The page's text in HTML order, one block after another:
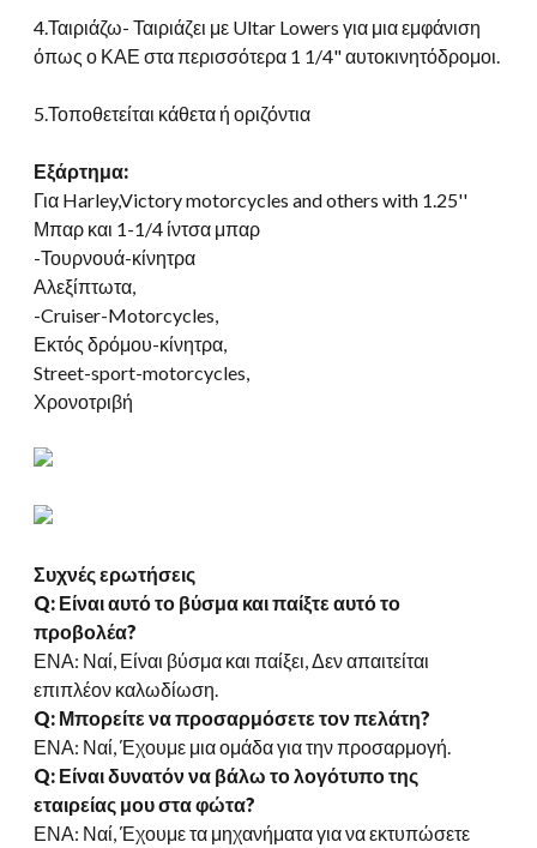
4.Ταιριάζω- Ταιριάζει με Ultar Lowers για μια εμφάνιση
όπως ο ΚΑΕ στα περισσότερα 1 1/4" αυτοκινητόδρομοι.
5.Τοποθετείται κάθετα ή οριζόντια
Εξάρτημα:
Για Harley,Victory motorcycles and others with 1.25''
Μπαρ και 1-1/4 ίντσα μπαρ
-Τουρνουά-κίνητρα
Αλεξίπτωτα,
-Cruiser-Motorcycles,
Εκτός δρόμου-κίνητρα,
Street-sport-motorcycles,
Χρονοτριβή
Συχνές ερωτήσεις
Q: Είναι αυτό το βύσμα και παίξτε αυτό το
προβολέα?
ΕΝΑ: Ναί, Είναι βύσμα και παίξει, Δεν απαιτείται
επιπλέον καλωδίωση.
Q: Μπορείτε να προσαρμόσετε τον πελάτη?
ΕΝΑ: Ναί, Έχουμε μια ομάδα για την προσαρμογή.
Q: Είναι δυνατόν να βάλω το λογότυπο της
εταιρείας μου στα φώτα?
ΕΝΑ: Ναί, Έχουμε τα μηχανήματα για να εκτυπώσετε